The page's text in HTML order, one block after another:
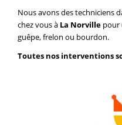
Nous avons des techniciens
chez vous à La Norville pour
guêpe, frelon ou bourdon.
Toutes nos interventions